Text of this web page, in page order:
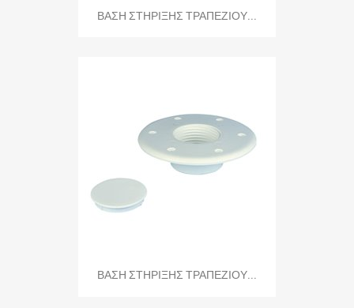
ΒΑΣΗ ΣΤΗΡΙΞΗΣ ΤΡΑΠΕΖΙΟΥ...
ΒΑΣΗ ΣΤΗΡΙΞΗΣ ΤΡΑΠΕΖΙΟΥ...